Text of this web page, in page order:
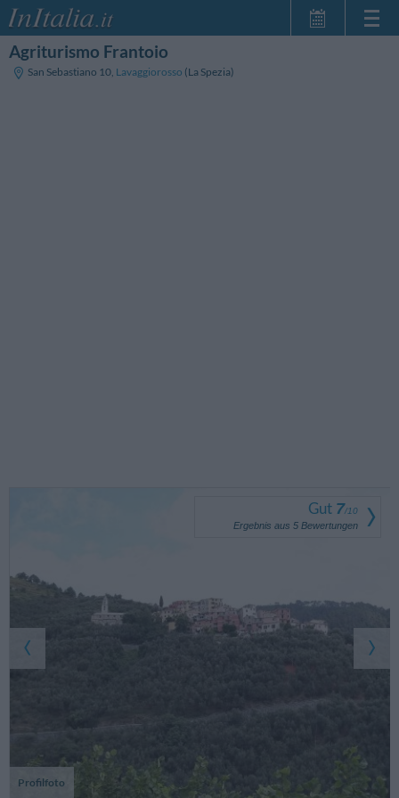
Agriturismo Frantoio
San Sebastiano 10, Lavaggiorosso (La Spezia)
Profilfoto
Gut 7/10
Ergebnis aus 5 Bewertungen